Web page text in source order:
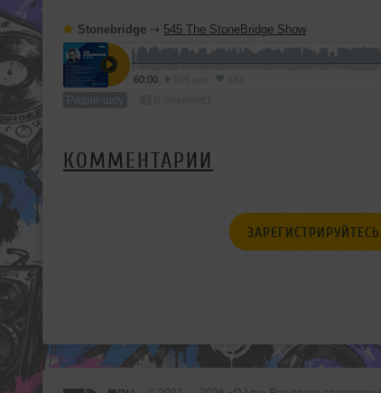
Stonebridge ➝ 545 The StoneBridge Show
60:00
Радио-шоу
КОММЕНТАРИИ
ЗАРЕГИСТРИРУЙТЕСЬ